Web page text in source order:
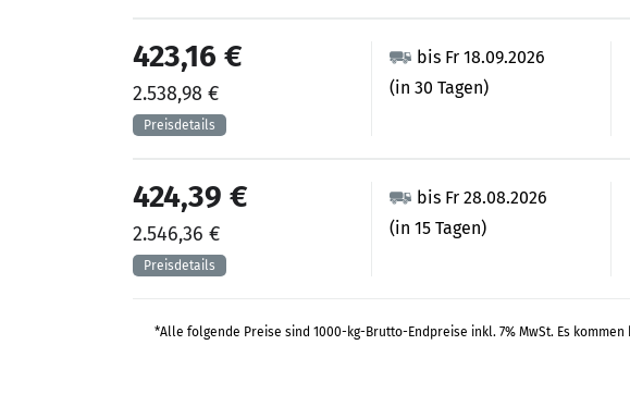
bis Fr 18.09.2026
(in 30 Tagen)
423,16 €
2.538,98 €
bis Fr 28.08.2026
(in 15 Tagen)
424,39 €
2.546,36 €
*Alle folgende Preise sind 1000-kg-Brutto-Endpreise inkl. 7% MwSt. Es